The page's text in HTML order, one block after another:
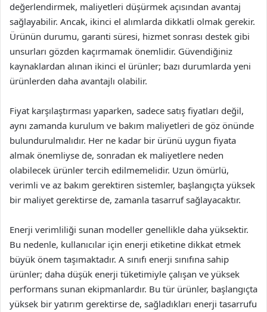
değerlendirmek, maliyetleri düşürmek açısından avantaj
sağlayabilir. Ancak, ikinci el alımlarda dikkatli olmak gerekir.
Ürünün durumu, garanti süresi, hizmet sonrası destek gibi
unsurları gözden kaçırmamak önemlidir. Güvendiğiniz
kaynaklardan alınan ikinci el ürünler; bazı durumlarda yeni
ürünlerden daha avantajlı olabilir.
Fiyat karşılaştırması yaparken, sadece satış fiyatları değil,
aynı zamanda kurulum ve bakım maliyetleri de göz önünde
bulundurulmalıdır. Her ne kadar bir ürünü uygun fiyata
almak önemliyse de, sonradan ek maliyetlere neden
olabilecek ürünler tercih edilmemelidir. Uzun ömürlü,
verimli ve az bakım gerektiren sistemler, başlangıçta yüksek
bir maliyet gerektirse de, zamanla tasarruf sağlayacaktır.
Enerji verimliliği sunan modeller genellikle daha yüksektir.
Bu nedenle, kullanıcılar için enerji etiketine dikkat etmek
büyük önem taşımaktadır. A sınıfı enerji sınıfına sahip
ürünler; daha düşük enerji tüketimiyle çalışan ve yüksek
performans sunan ekipmanlardır. Bu tür ürünler, başlangıçta
yüksek bir yatırım gerektirse de, sağladıkları enerji tasarrufu